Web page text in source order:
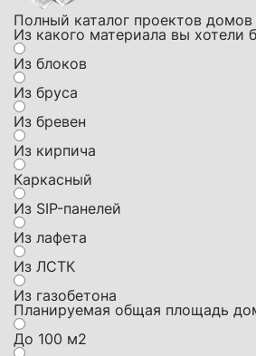
Полный каталог проектов домов
Из какого материала вы хотели
Из блоков
Из бруса
Из бревен
Из кирпича
Каркасный
Из SIP-панелей
Из лафета
Из ЛСТК
Из газобетона
Планируемая общая площадь
До 100 м2